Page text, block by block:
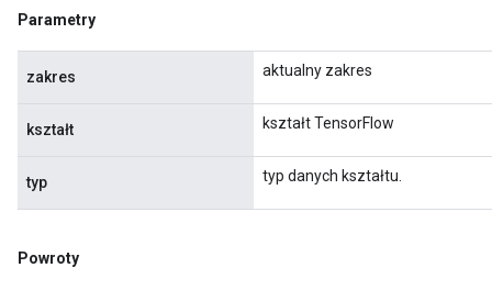
Parametry
zakres aktualny zakres
kształt kształt TensorFlow
typ typ danych kształtu.
Powroty